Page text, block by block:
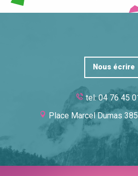
Nous écrire
tel: 04 76 45
Place Marcel Dumas